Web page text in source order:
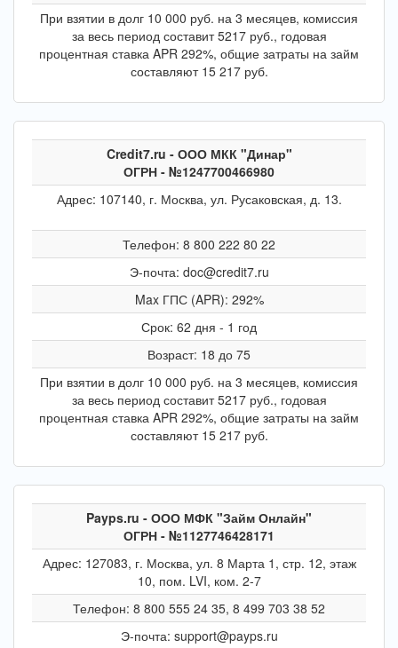
При взятии в долг 10 000 руб. на 3 месяцев, комиссия
за весь период составит 5217 руб., годовая
процентная ставка APR 292%, общие затраты на займ
составляют 15 217 руб.
Credit7.ru - ООО МКК "Динар"
ОГРН - №1247700466980
Адрес: 107140, г. Москва, ул. Русаковская, д. 13.
Телефон: 8 800 222 80 22
Э-почта: doc@credit7.ru
Max ГПС (APR): 292%
Срок: 62 дня - 1 год
Возраст: 18 до 75
При взятии в долг 10 000 руб. на 3 месяцев, комиссия
за весь период составит 5217 руб., годовая
процентная ставка APR 292%, общие затраты на займ
составляют 15 217 руб.
Payps.ru - ООО МФК "Займ Онлайн"
ОГРН - №1127746428171
Адрес: 127083, г. Москва, ул. 8 Марта 1, стр. 12, этаж
10, пом. LVI, ком. 2-7
Телефон: 8 800 555 24 35, 8 499 703 38 52
Э-почта: support@payps.ru